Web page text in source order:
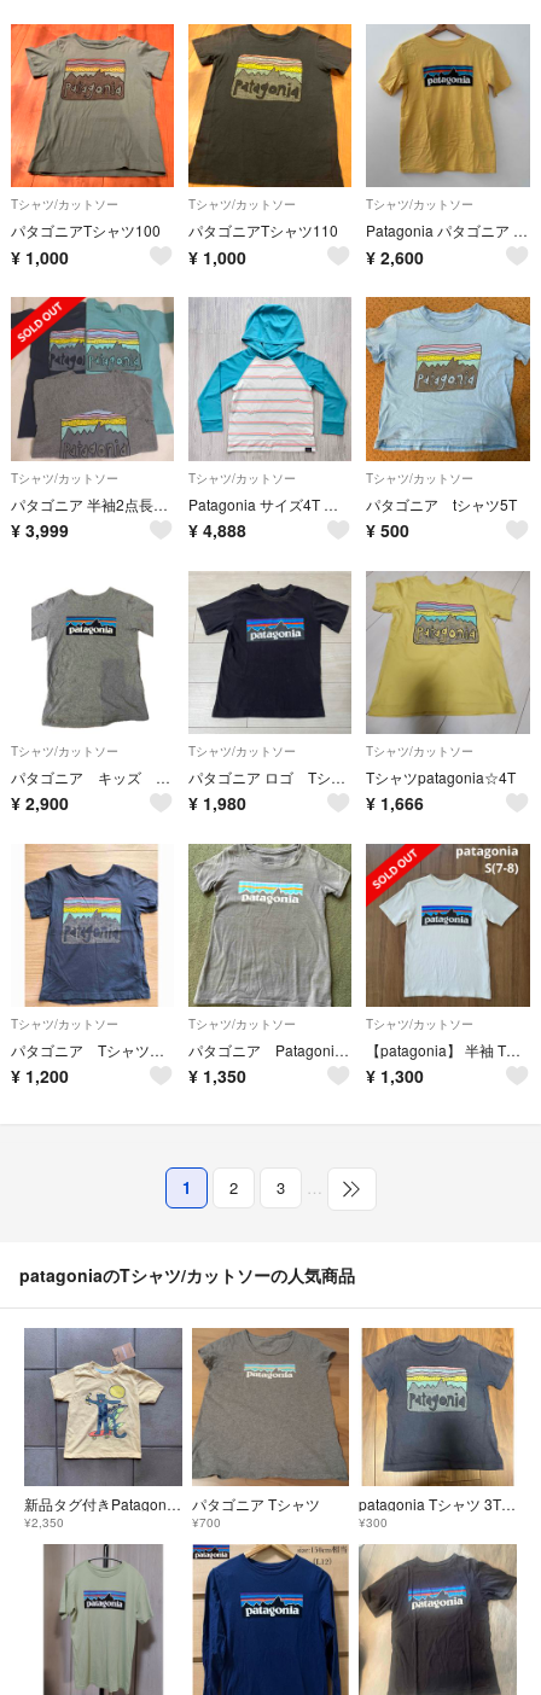
Tシャツ/カットソー
パタゴニアTシャツ100
¥ 1,000
Tシャツ/カットソー
パタゴニアTシャツ110
¥ 1,000
Tシャツ/カットソー
Patagonia パタゴニア ボーイズ Tシャツ イエロー XL
¥ 2,600
Tシャツ/カットソー
パタゴニア 半袖2点長袖1点 セット 4T
¥ 3,999
Tシャツ/カットソー
Patagonia サイズ4T キャプリーン フーディー 長袖 ラッシュガード
¥ 4,888
Tシャツ/カットソー
パタゴニア tシャツ5T
¥ 500
Tシャツ/カットソー
パタゴニア キッズ Tシャツ L size
¥ 2,900
Tシャツ/カットソー
パタゴニア ロゴ Tシャツ 半袖 トップス 110 120 ブラック 黒
¥ 1,980
Tシャツ/カットソー
Tシャツpatagonia☆4T
¥ 1,666
Tシャツ/カットソー
パタゴニア Tシャツ（3T）
¥ 1,200
Tシャツ/カットソー
パタゴニア Patagonia Tシャツ
¥ 1,350
Tシャツ/カットソー
【patagonia】 半袖 Tシャツ トップス ホワイト
¥ 1,300
1 2 3 …
patagoniaのTシャツ/カットソーの人気商品
新品タグ付きPatagonia Tシャツ
¥2,350
パタゴニア Tシャツ
¥700
patagonia Tシャツ 3T ネイビー 半袖
¥300